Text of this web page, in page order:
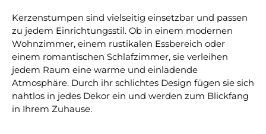
Kerzenstumpen sind vielseitig einsetzbar und passen
zu jedem Einrichtungsstil. Ob in einem modernen
Wohnzimmer, einem rustikalen Essbereich oder
einem romantischen Schlafzimmer, sie verleihen
jedem Raum eine warme und einladende
Atmosphäre. Durch ihr schlichtes Design fügen sie sich
nahtlos in jedes Dekor ein und werden zum Blickfang
in Ihrem Zuhause.